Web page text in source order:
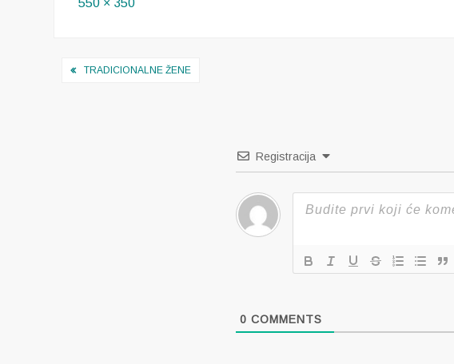
550 × 350
Navigacija
TRADICIONALNE ŽENE
Registracija
0 COMMENTS